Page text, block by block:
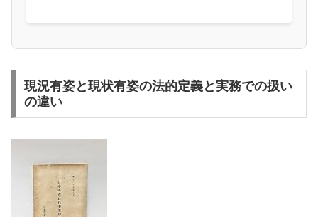
現況有姿と現状有姿の法的定義と実務での扱い
の違い